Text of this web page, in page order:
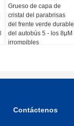
Grueso de capa de
cristal del parabrisas
del frente verde durable
del autobús 5 - los 8μM
irrompibles
Contáctenos